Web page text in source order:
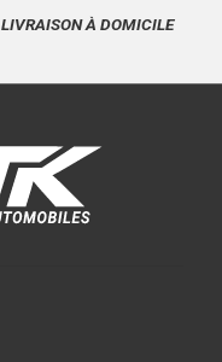
LIVRAISON À DOMICILE